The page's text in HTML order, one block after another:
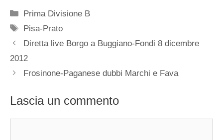
Categorie
Prima Divisione B
Tag
Pisa-Prato
Diretta live Borgo a Buggiano-Fondi 8 dicembre
2012
Frosinone-Paganese dubbi Marchi e Fava
Lascia un commento